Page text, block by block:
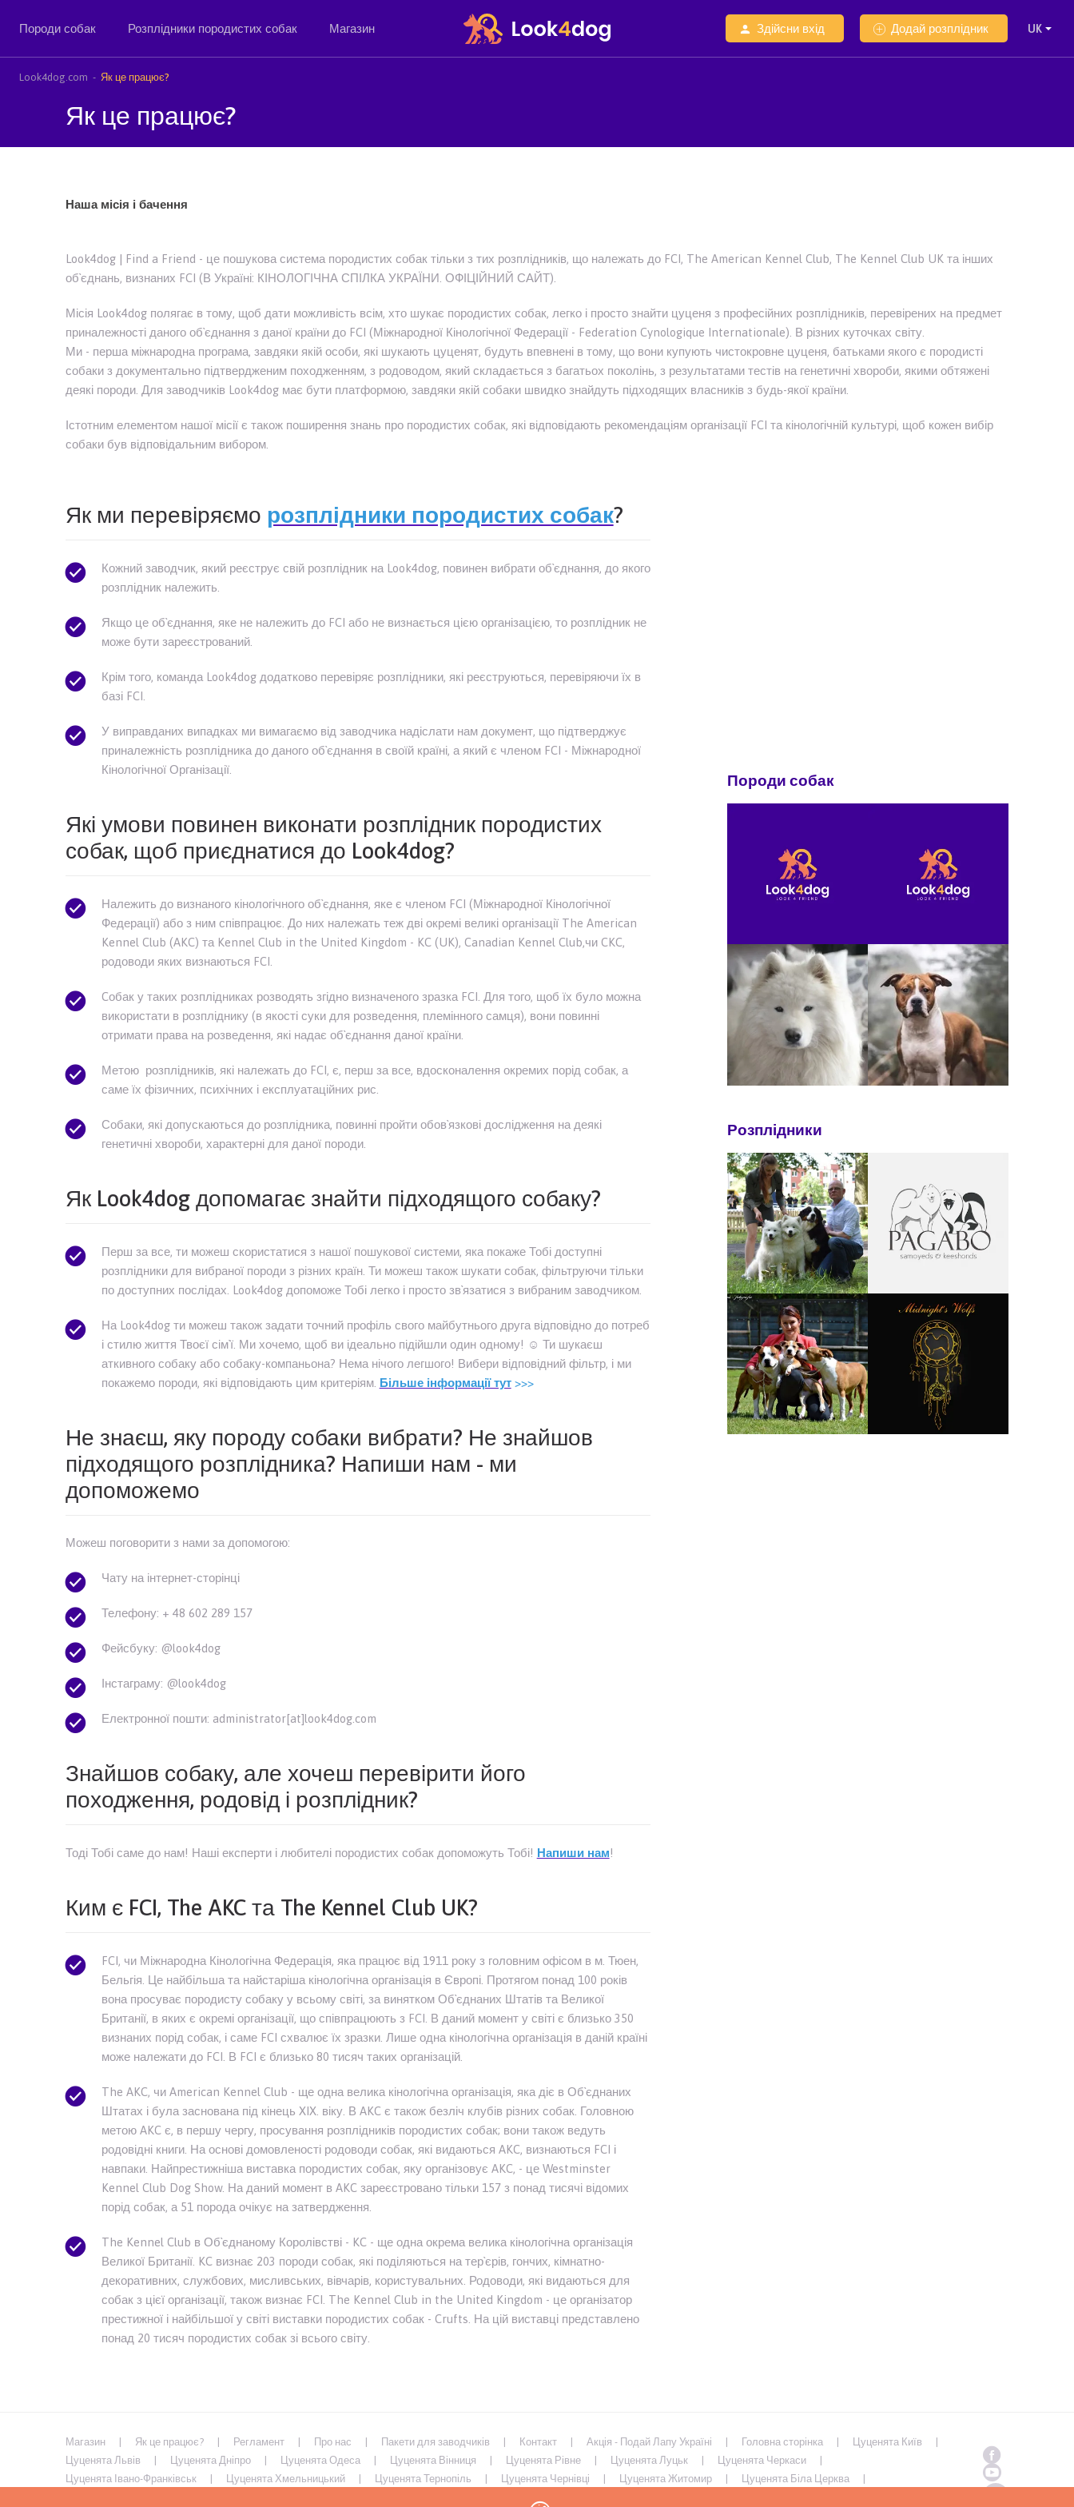
Породи собак Розплідники породистих собак Магазин Здійсни вхід Додай розплідник
Look4dog.com Як це працює?
Як це працює?
Наша місія і бачення
Look4dog | Find a Friend - це пошукова система породистих собак тільки з тих розплідників, що належать до FCI, The American Kennel Club, The Kennel Club UK та інших
об`єднань, визнаних FCI (В Україні: КІНОЛОГІЧНА СПІЛКА УКРАЇНИ. ОФІЦІЙНИЙ САЙТ).
Місія Look4dog полягає в тому, щоб дати можливість всім, хто шукає породистих собак, легко і просто знайти цуценя з професійних розплідників, перевірених на предмет
приналежності даного об`єднання з даної країни до FCI (Міжнародної Кінологічної Федерації - Federation Cynologique Internationale). В різних куточках світу.
Ми - перша міжнародна програма, завдяки якій особи, які шукають цуценят, будуть впевнені в тому, що вони купують чистокровне цуценя, батьками якого є породисті
собаки з документально підтвердженим походженням, з родоводом, який складається з багатьох поколінь, з результатами тестів на генетичні хвороби, якими обтяжені
деякі породи. Для заводчиків Look4dog має бути платформою, завдяки якій собаки швидко знайдуть підходящих власників з будь-якої країни.
Істотним елементом нашої місії є також поширення знань про породистих собак, які відповідають рекомендаціям організації FCI та кінологічній культурі, щоб кожен вибір
собаки був відповідальним вибором.
Як ми перевіряємо розплідники породистих собак?
Кожний заводчик, який реєструє свій розплідник на Look4dog, повинен вибрати об`єднання, до якого
розплідник належить.
Якщо це об`єднання, яке не належить до FCI або не визнається цією організацією, то розплідник не
може бути зареєстрований.
Крім того, команда Look4dog додатково перевіряє розплідники, які реєструються, перевіряючи їх в
базі FCI.
У виправданих випадках ми вимагаємо від заводчика надіслати нам документ, що підтверджує
приналежність розплідника до даного об`єднання в своїй країні, а який є членом FCI - Міжнародної
Кінологічної Організації.
Які умови повинен виконати розплідник породистих
собак, щоб приєднатися до Look4dog?
Належить до визнаного кінологічного об`єднання, яке є членом FCI (Міжнародної Кінологічної
Федерації) або з ним співпрацює. До них належать теж дві окремі великі організації The American
Kennel Club (AKC) та Kennel Club in the United Kingdom - KC (UK), Canadian Kennel Club,чи CKC,
родоводи яких визнаються FCI.
Cобак у таких розплідниках розводять згідно визначеного зразка FCI. Для того, щоб їх було можна
використати в розпліднику (в якості суки для розведення, племінного самця), вони повинні
отримати права на розведення, які надає об`єднання даної країни.
Метою розплідників, які належать до FCI, є, перш за все, вдосконалення окремих порід собак, а
саме їх фізичних, психічних і експлуатаційних рис.
Собаки, які допускаються до розплідника, повинні пройти обов`язкові дослідження на деякі
генетичні хвороби, характерні для даної породи.
Як Look4dog допомагає знайти підходящого собаку?
Перш за все, ти можеш скористатися з нашої пошукової системи, яка покаже Тобі доступні
розплідники для вибраної породи з різних країн. Ти можеш також шукати собак, фільтруючи тільки
по доступних послідах. Look4dog допоможе Тобі легко і просто зв`язатися з вибраним заводчиком.
На Look4dog ти можеш також задати точний профіль свого майбутнього друга відповідно до потреб
і стилю життя Твоєї сім`ї. Ми хочемо, щоб ви ідеально підійшли один одному! ☺ Ти шукаєш
аткивного собаку або собаку-компаньона? Нема нічого легшого! Вибери відповідний фільтр, і ми
покажемо породи, які відповідають цим критеріям. Більше інформації тут>>>
Не знаєш, яку породу собаки вибрати? Не знайшов
підходящого розплідника? Напиши нам - ми
допоможемо
Можеш поговорити з нами за допомогою:
Чату на інтернет-сторінці
Телефону: + 48 602 289 157
Фейсбуку: @look4dog
Інстаграму: @look4dog
Електронної пошти: administrator[at]look4dog.com
Знайшов собаку, але хочеш перевірити його
походження, родовід і розплідник?
Тоді Тобі саме до нам! Наші експерти і любителі породистих собак допоможуть Тобі! Напиши нам!
Ким є FCI, The AKC та The Kennel Club UK?
FCI, чи Міжнародна Кінологічна Федерація, яка працює від 1911 року з головним офісом в м. Тюен,
Бельгія. Це найбільша та найстаріша кінологічна організація в Європі. Протягом понад 100 років
вона просуває породисту собаку у всьому світі, за винятком Об`єднаних Штатів та Великої
Британії, в яких є окремі організації, що співпрацюють з FCI. В даний момент у світі є близько 350
визнаних порід собак, і саме FCI схвалює їх зразки. Лише одна кінологічна організація в даній країні
може належати до FCI. В FCI є близько 80 тисяч таких організацій.
The AKC, чи American Kennel Club - ще одна велика кінологічна організація, яка діє в Об`єднаних
Штатах і була заснована під кінець XIX. віку. В AKC є також безліч клубів різних собак. Головною
метою AKC є, в першу чергу, просування розплідників породистих собак; вони також ведуть
родовідні книги. На основі домовленості родоводи собак, які видаються AKC, визнаються FCI і
навпаки. Найпрестижніша виставка породистих собак, яку організовує AKC, - це Westminster
Kennel Club Dog Show. На даний момент в AKC зареєстровано тільки 157 з понад тисячі відомих
порід собак, а 51 порода очікує на затвердження.
The Kennel Club в Об`єднаному Королівстві - KC - ще одна окрема велика кінологічна організація
Великої Британії. KC визнає 203 породи собак, які поділяються на тер`єрів, гончих, кімнатно-
декоративних, службових, мисливських, вівчарів, користувальних. Родоводи, які видаються для
собак з цієї організації, також визнає FCI. The Kennel Club in the United Kingdom - це організатор
престижної і найбільшої у світі виставки породистих собак - Crufts. На цій виставці представлено
понад 20 тисяч породистих собак зі всього світу.
Породи собак
Розплідники
Магазин Як це працює? Регламент Про нас Пакети для заводчиків Контакт Акція - Подай Лапу Україні Головна сторінка
Цуценята Київ
Цуценята Львів
Цуценята Дніпро Цуценята Одеса Цуценята Вінниця Цуценята Рівне Цуценята Луцьк
Цуценята Черкаси
Цуценята Івано-Франківськ
Цуценята Хмельницький Цуценята Тернопіль Цуценята Чернівці Цуценята Житомир
Цуценята Біла Церква